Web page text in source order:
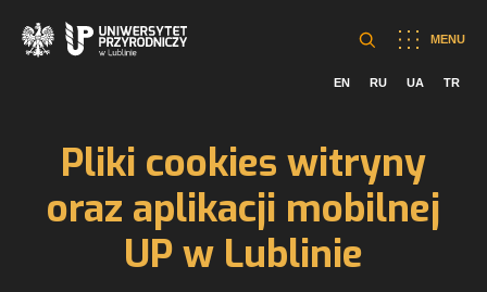
MENU
EN RU UA TR
Pliki cookies witryny
oraz aplikacji mobilnej
UP w Lublinie